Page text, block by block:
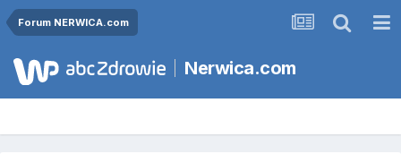
Forum NERWICA.com
Nerwica.com